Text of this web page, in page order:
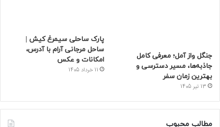
جنگل واز آمل؛ معرفی کامل
جاذبه‌ها، مسیر دسترسی و
بهترین زمان سفر
13 تیر 1405
پارک ساحلی سیمرغ کیش |
ساحل مرجانی آرام با آدرس،
امکانات و عکس
11 خرداد 1405
مطالب محبوب